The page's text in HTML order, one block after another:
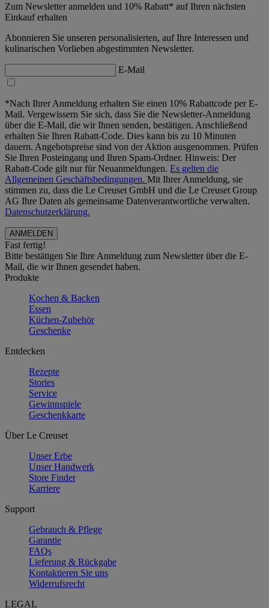
Zum Newsletter anmelden und 10% Rabatt* auf Ihren nächsten
Einkauf erhalten
Abonnieren Sie unseren personalisierten, auf Ihre Interessen und
kulinarischen Vorlieben abgestimmten Newsletter.
E-Mail
*Nach Ihrer Anmeldung erhalten Sie einen 10% Rabattcode per E-
Mail. Vergewissern Sie sich, dass Sie die Newsletter-Anmeldung
über die E-Mail, die wir Ihnen senden, bestätigen. Anschließend
erhalten Sie Ihren Rabatt-Code. Dies kann bis zu 10 Minuten
dauern. Angebotspreise sind von der Aktion ausgenommen. Prüfen
Sie Ihren Posteingang und Ihren Spam-Ordner. Hinweis: Der
Rabatt-Code gilt nur für Neuanmeldungen. Es gelten die
Allgemeinen Geschäftsbedingungen. Mit Ihrer Anmeldung, sie
stimmen zu, dass die Le Creuset GmbH und die Le Creuset Group
AG Ihre Daten als gemeinsame Datenverantwortliche verwalten.
Datenschutzerklärung.
Fast fertig!
Bitte bestätigen Sie Ihre Anmeldung zum Newsletter über die E-
Mail, die wir Ihnen gesendet haben.
Produkte
Kochen & Backen
Essen
Küchen-Zubehör
Geschenke
Entdecken
Rezepte
Stories
Service
Gewinnspiele
Geschenkkarte
Über Le Creuset
Unser Erbe
Unser Handwerk
Store Finder
Karriere
Support
Gebrauch & Pflege
Garantie
FAQs
Lieferung & Rückgabe
Kontaktieren Sie uns
Widerrufsrecht
LEGAL